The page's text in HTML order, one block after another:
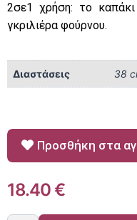
2σε1 χρήση: το
γκριλιέρα φούρνου.
Διαστάσεις 38
Προσθήκη στα
18.40€